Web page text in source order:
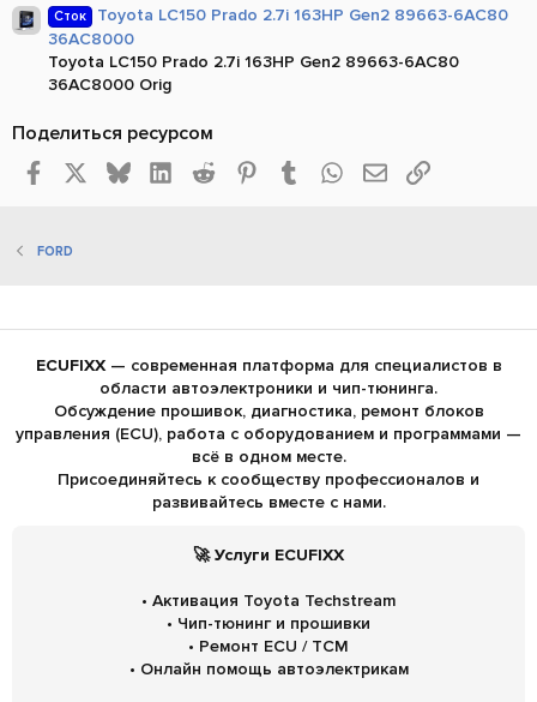
Сток
Toyota LC150 Prado 2.7i 163HP Gen2 89663-6AC80
36AC8000
Toyota LC150 Prado 2.7i 163HP Gen2 89663-6AC80
36AC8000 Orig
Поделиться ресурсом
FacebookBlueskyLinkedInReddit Pinterest
Tumblr WhatsApp
Электронная
Ссылка
FORD
ECUFIXX— современная платформа для специалистов в
области автоэлектроники и чип-тюнинга.
Обсуждение прошивок, диагностика, ремонт блоков
управления (ECU), работа с оборудованием и программами —
всё в одном месте.
Присоединяйтесь к сообществу профессионалов и
развивайтесь вместе с нами.
🚀 Услуги ECUFIXX
• Активация Toyota Techstream
• Чип-тюнинг и прошивки
• Ремонт ECU / TCM
• Онлайн помощь автоэлектрикам